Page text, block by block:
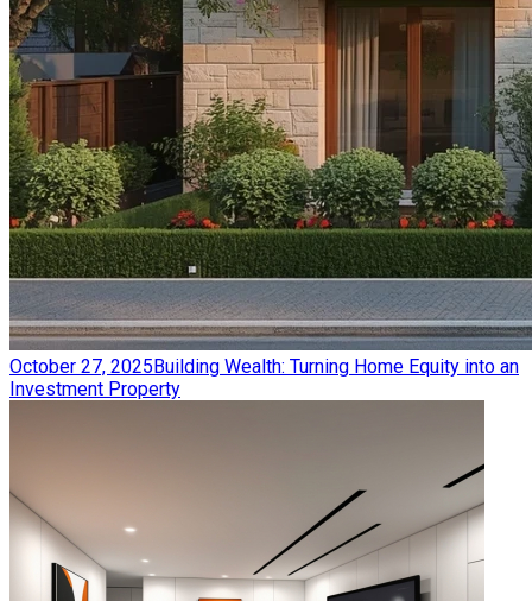
October 27, 2025 Building Wealth: Turning Home Equity into an
Investment Property